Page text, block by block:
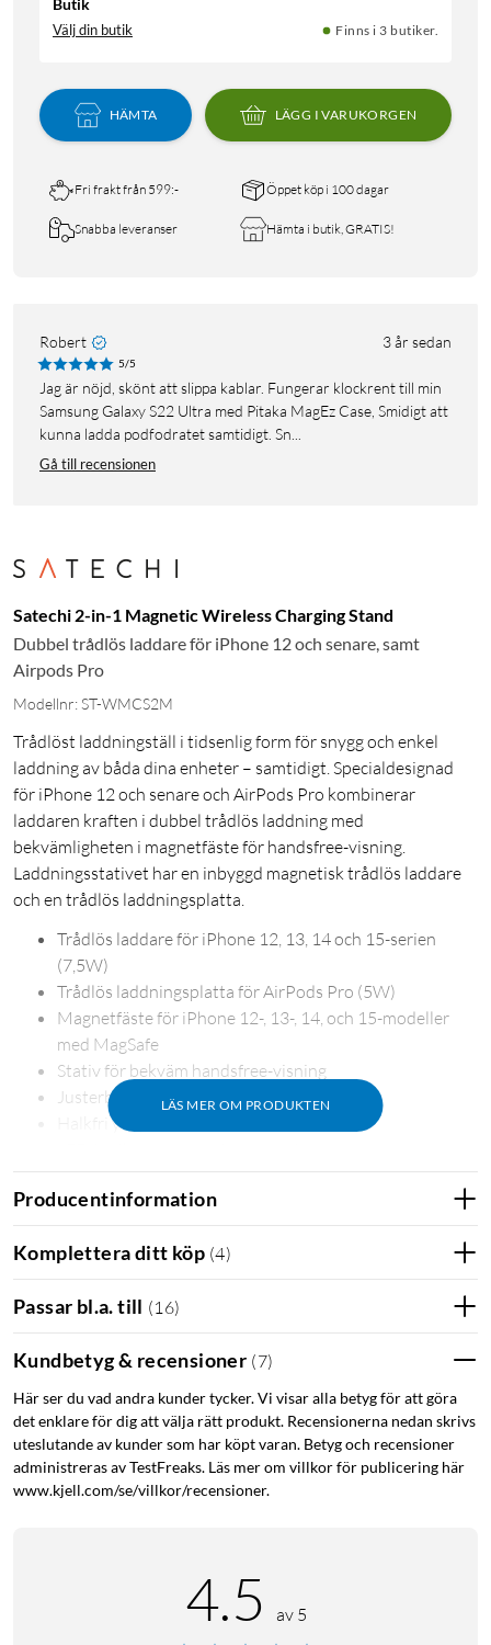
Butik
Välj din butik Finns i 3 butiker.
HÄMTA LÄGG I VARUKORGEN
Fri frakt från 599:- Öppet köp i 100 dagar
Snabba leveranser Hämta i butik, GRATIS!
Robert 3 år sedan
5/5
Jag är nöjd, skönt att slippa kablar. Fungerar klockrent till min
Samsung Galaxy S22 Ultra med Pitaka MagEz Case, Smidigt att
kunna ladda podfodratet samtidigt. Sn...
Gå till recensionen
Satechi 2-in-1 Magnetic Wireless Charging Stand
Dubbel trådlös laddare för iPhone 12 och senare, samt
Airpods Pro
Modellnr: ST-WMCS2M
Trådlöst laddningställ i tidsenlig form för snygg och enkel
laddning av båda dina enheter – samtidigt. Specialdesignad
för iPhone 12 och senare och AirPods Pro kombinerar
laddaren kraften i dubbel trådlös laddning med
bekvämligheten i magnetfäste för handsfree-visning.
Laddningsstativet har en inbyggd magnetisk trådlös laddare
och en trådlös laddningsplatta.
LÄS MER OM PRODUKTEN
Trådlös laddare för iPhone 12, 13, 14 och 15-serien
(7,5W)
Trådlös laddningsplatta för AirPods Pro (5W)
Magnetfäste för iPhone 12-, 13-, 14, och 15-modeller
med MagSafe
Stativ för bekväm handsfree-visning
Justerbart fäste för att hitta rätt vinkel
Halkfri yta på undersidan
USB-C-anslutning, kabel medföljer
Pro/AirPods med trådlöst laddningsfodral. iPhone utan
Producentinformation
Komplettera ditt köp (4)
Passar bl.a. till (16)
Kundbetyg & recensioner (7)
Här ser du vad andra kunder tycker. Vi visar alla betyg för att göra
det enklare för dig att välja rätt produkt. Recensionerna nedan skrivs
uteslutande av kunder som har köpt varan. Betyg och recensioner
administreras av TestFreaks. Läs mer om villkor för publicering här
www.kjell.com/se/villkor/recensioner.
4.5 av 5